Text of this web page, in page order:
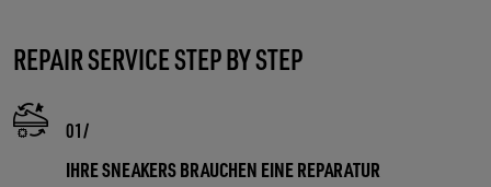
REPAIR SERVICE STEP BY STEP
IHRE SNEAKERS BRAUCHEN EINE REPARATUR